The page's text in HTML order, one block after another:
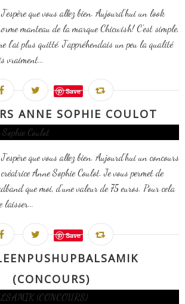
que vous allez bien. Aujourd'hui un look
manteau de la marque Chicwish! C'est simple,
l'ai plus quitté. J'appréhendais un peu la qualité
vraiment...
Save
ANNE SOPHIE COULOT
que vous allez bien. Aujourd'hui un concours
Anne Sophie Coulot. Je vous permet de
que moi, d'une valeur de 75 euros. Pour cela
Save
(CONCOURS)